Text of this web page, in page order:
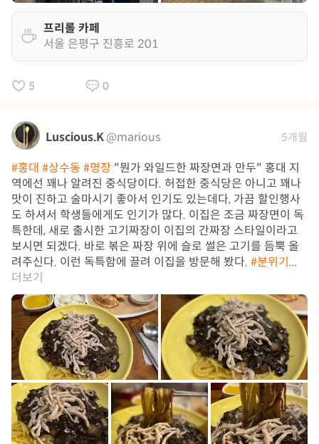
프리롤 카페
서울 은평구 진흥로 201
5 0
Luscious.K@marious 5개월
#홍대 #상수동 #명장 "뭔가 와일드한 짜장면과 만두" 홍대 지
역에선 꽤나 알려진 중식당이다. 허접한 중식당은 아니고 꽤나
맛이 진하고 술마시기 좋아서 인기도 있는데다, 가끔 할인행사
도 하셔서 학생들에게도 인기가 많다. 이집은 조금 짜장면이 독
특한데, 새로 출시한 고기짜장이 이집의 간짜장 스타일이라고
보시면 되겠다. 바로 볶은 짜장 위에 슬로 썰은 고기를 듬뿍 올
려주신다. 이런 독특함에 끌려 이집을 방문해 봤다. #분위기 ...
더보기